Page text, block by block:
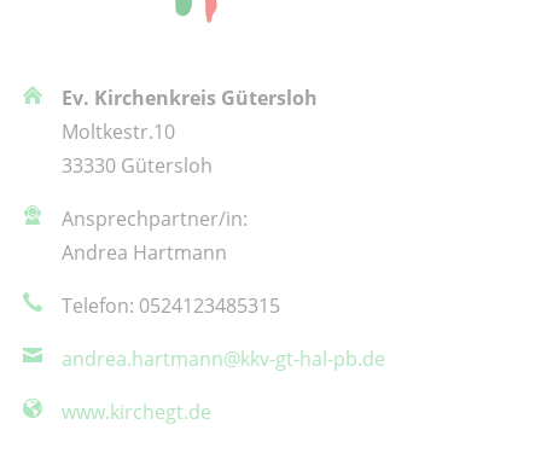
Ev. Kirchenkreis Gütersloh
Moltkestr.10
33330 Gütersloh
Ansprechpartner/in:
Andrea Hartmann
Telefon: 0524123485315
andrea.hartmann@kkv-gt-hal-pb.de
www.kirchegt.de